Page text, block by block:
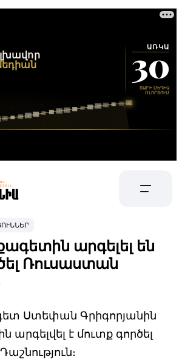
արգելել են
Ռուսաստան
Ստեփան Գրիգորյանին
արգելվել է մուտք գործել